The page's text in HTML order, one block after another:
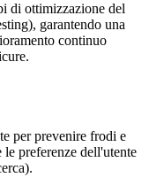
di ottimizzazione del
garantendo una
continuo
per prevenire frodi e
preferenze dell'utente